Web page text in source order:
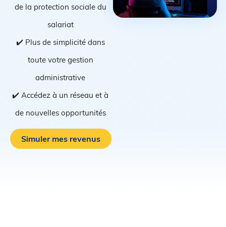
de la protection sociale du
salariat
✔️ Plus de simplicité dans
toute votre gestion
administrative
✔️ Accédez à un réseau et à
de nouvelles opportunités
Simuler mes revenus